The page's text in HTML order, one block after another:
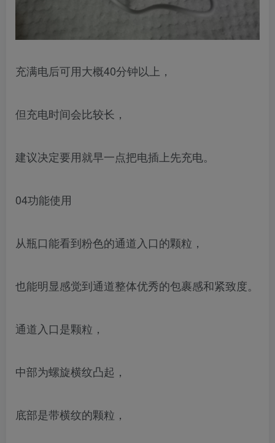
充满电后可用大概40分钟以上，
但充电时间会比较长，
建议决定要用就早一点把电插上先充电。
04功能使用
从瓶口能看到粉色的通道入口的颗粒，
也能明显感觉到通道整体优秀的包裹感和紧致度。
通道入口是颗粒，
中部为螺旋横纹凸起，
底部是带横纹的颗粒，